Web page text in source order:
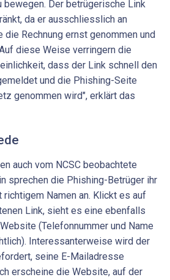
bewegen. Der betrügerische Link
da er ausschliesslich an
die Rechnung ernst genommen und
diese Weise verringern die
dass der Link schnell den
und die Phishing-Seite
genommen wird", erklärt das
auch vom NCSC beobachtete
sprechen die Phishing-Betrüger ihr
Namen an. Klickt es auf
Link, sieht es eine ebenfalls
(Telefonnummer und Name
Interessanterweise wird der
seine E-Mailadresse
erscheine die Website, auf der